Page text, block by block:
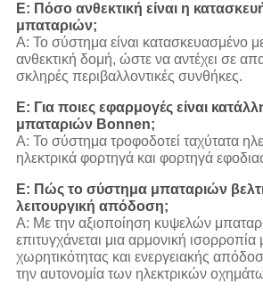
Ε: Πόσο ανθεκτική είναι η
μπαταριών;
Α: Το σύστημα είναι κατασκευασμένο με
ανθεκτική δομή, ώστε να αντέχει σε
σκληρές περιβαλλοντικές συνθήκες.
Ε: Για ποιες εφαρμογές είναι
μπαταριών Bonnen;
Α: Το σύστημα τροφοδοτεί ταχύτατα
ηλεκτρικά φορτηγά και φορτηγά
Ε: Πώς το σύστημα μπαταριών
λειτουργική απόδοση;
Α: Με την αξιοποίηση κυψελών
επιτυγχάνεται μια αρμονική
χωρητικότητας και ενεργειακής
την αυτονομία των ηλεκτρικών